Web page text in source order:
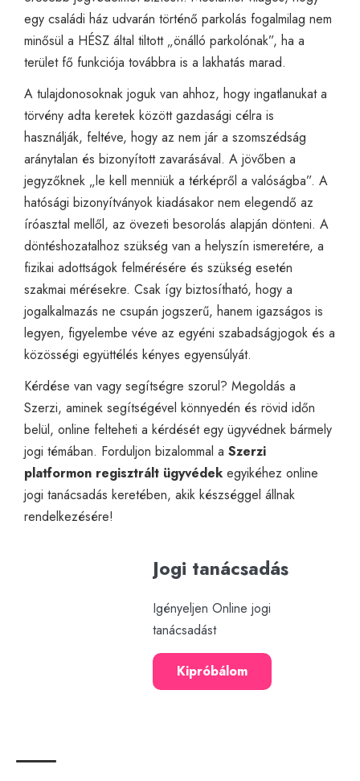
egy családi ház udvarán történő parkolás fogalmilag nem
minősül a HÉSZ által tiltott „önálló parkolónak”, ha a
terület fő funkciója továbbra is a lakhatás marad.
A tulajdonosoknak joguk van ahhoz, hogy ingatlanukat a
törvény adta keretek között gazdasági célra is
használják, feltéve, hogy az nem jár a szomszédság
aránytalan és bizonyított zavarásával. A jövőben a
jegyzőknek „le kell menniük a térképről a valóságba”. A
hatósági bizonyítványok kiadásakor nem elegendő az
íróasztal mellől, az övezeti besorolás alapján dönteni. A
döntéshozatalhoz szükség van a helyszín ismeretére, a
fizikai adottságok felmérésére és szükség esetén
szakmai mérésekre. Csak így biztosítható, hogy a
jogalkalmazás ne csupán jogszerű, hanem igazságos is
legyen, figyelembe véve az egyéni szabadságjogok és a
közösségi együttélés kényes egyensúlyát.
Kérdése van vagy segítségre szorul? Megoldás a
Szerzi, aminek segítségével könnyedén és rövid időn
belül, online felteheti a kérdését egy ügyvédnek bármely
jogi témában. Forduljon bizalommal a Szerzi
platformon regisztrált ügyvédek egyikéhez online
jogi tanácsadás keretében, akik készséggel állnak
rendelkezésére!
Jogi tanácsadás
Igényeljen Online jogi
tanácsadást
Kipróbálom